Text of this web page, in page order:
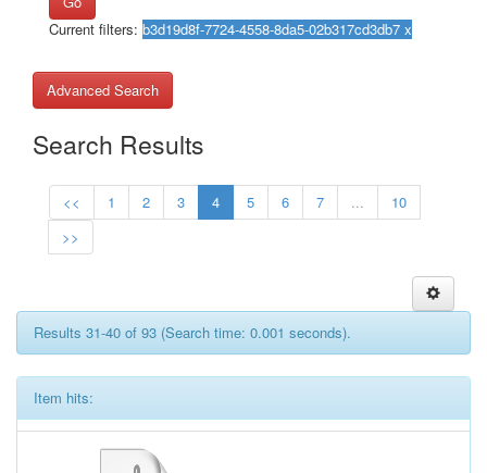
Current filters:
Advanced Search
Search Results
<< 1 2 3 4 5 6 7 ...
10
>>
Results 31-40 of 93 (Search time: 0.001 seconds).
Item hits: